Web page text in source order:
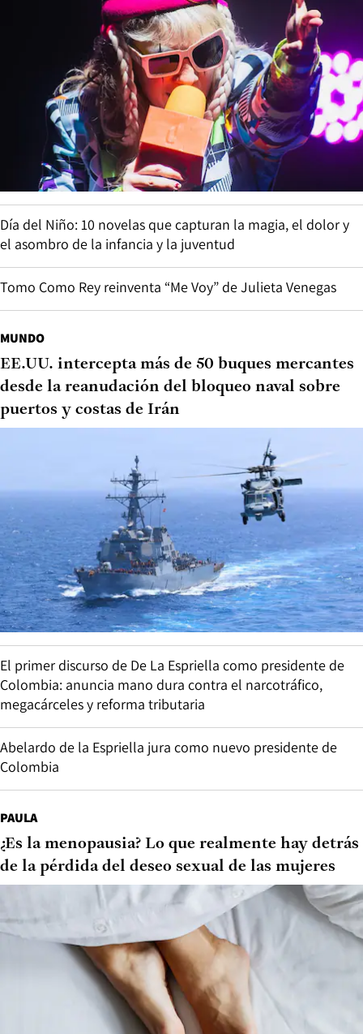
Día del Niño: 10 novelas que capturan la magia, el dolor y
el asombro de la infancia y la juventud
Tomo Como Rey reinventa “Me Voy” de Julieta Venegas
MUNDO
EE.UU. intercepta más de 50 buques mercantes
desde la reanudación del bloqueo naval sobre
puertos y costas de Irán
El primer discurso de De La Espriella como presidente de
Colombia: anuncia mano dura contra el narcotráfico,
megacárceles y reforma tributaria
Abelardo de la Espriella jura como nuevo presidente de
Colombia
PAULA
¿Es la menopausia? Lo que realmente hay detrás
de la pérdida del deseo sexual de las mujeres